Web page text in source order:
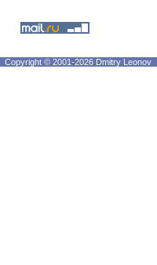
Copyright © 2001-2026 Dmitry Leonov